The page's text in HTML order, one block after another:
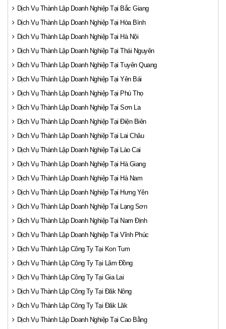
Dịch Vụ Thành Lập Doanh Nghiệp Tại Bắc Giang
Dịch Vụ Thành Lập Doanh Nghiệp Tại Hòa Bình
Dịch Vụ Thành Lập Doanh Nghiệp Tại Hà Nội
Dịch Vụ Thành Lập Doanh Nghiệp Tại Thái Nguyên
Dịch Vụ Thành Lập Doanh Nghiệp Tại Tuyên Quang
Dịch Vụ Thành Lập Doanh Nghiệp Tại Yên Bái
Dịch Vụ Thành Lập Doanh Nghiệp Tại Phú Thọ
Dịch Vụ Thành Lập Doanh Nghiệp Tại Sơn La
Dịch Vụ Thành Lập Doanh Nghiệp Tại Điện Biên
Dịch Vụ Thành Lập Doanh Nghiệp Tại Lai Châu
Dịch Vụ Thành Lập Doanh Nghiệp Tại Lào Cai
Dịch Vụ Thành Lập Doanh Nghiệp Tại Hà Giang
Dịch Vụ Thành Lập Doanh Nghiệp Tại Hà Nam
Dịch Vụ Thành Lập Doanh Nghiệp Tại Hưng Yên
Dịch Vụ Thành Lập Doanh Nghiệp Tại Lạng Sơn
Dịch Vụ Thành Lập Doanh Nghiệp Tại Nam Định
Dịch Vụ Thành Lập Doanh Nghiệp Tại Vĩnh Phúc
Dịch Vụ Thành Lập Công Ty Tại Kon Tum
Dịch Vụ Thành Lập Công Ty Tại Lâm Đồng
Dịch Vụ Thành Lập Công Ty Tại Gia Lai
Dịch Vụ Thành Lập Công Ty Tại Đăk Nông
Dịch Vụ Thành Lập Công Ty Tại Đăk Lăk
Dịch Vụ Thành Lập Doanh Nghiệp Tại Cao Bằng